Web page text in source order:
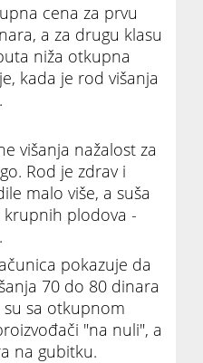
cena za prvu
a za drugu klasu
niža otkupna
kada je rod višanja
višanja nažalost za
Rod je zdrav i
malo više, a suša
krupnih plodova -
pokazuje da
70 do 80 dinara
sa otkupnom
"na nuli", a
na gubitku.